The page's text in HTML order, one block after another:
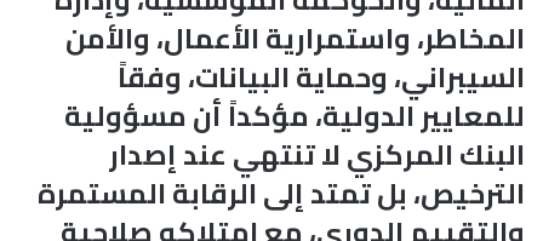
المخاطر، واستمرارية الأعمال، والأمن
السيبراني، وحماية البيانات، وفقاً
للمعايير الدولية، مؤكداً أن مسؤولية
البنك المركزي لا تنتهي عند إصدار
الترخيص، بل تمتد إلى الرقابة المستمرة